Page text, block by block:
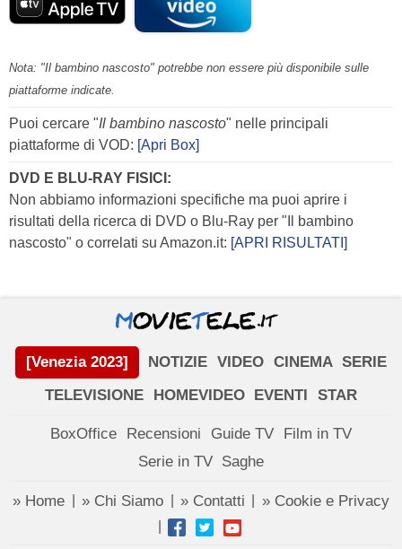
Nota: "Il bambino nascosto" potrebbe non essere più disponibile sulle
piattaforme indicate.
Puoi cercare "Il bambino nascosto" nelle principali
piattaforme di VOD: [Apri Box]
DVD E BLU-RAY FISICI:
Non abbiamo informazioni specifiche ma puoi aprire i
risultati della ricerca di DVD o Blu-Ray per "Il bambino
nascosto" o correlati su Amazon.it: [APRI RISULTATI]
[Venezia 2023] NOTIZIE VIDEO CINEMA SERIE
TELEVISIONE
HOMEVIDEO EVENTI STAR
BoxOffice Recensioni Guide TV
Film in TV
Serie in TV Saghe
» Home » Chi Siamo » Contatti » Cookie e Privacy